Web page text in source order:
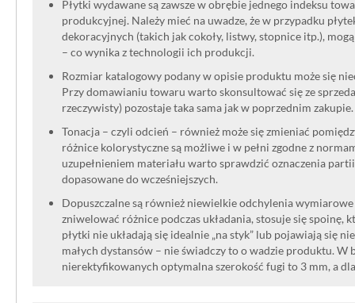
zaoszczędzić czas i zapewnia
Gdzie zastosować płytki
ma9x?
Uniwersalność tejpłytkisprawia, że
różnych przestrzeniach swojego
jej wykorzystanie:
Łazienka: Dzięki wykończeniu w
sprawdzi się w nowoczesnych
Płytki wydawane są zawsze w obrębie jednego indeksu
produkcyjnej. Należy mieć na uwadze, że w przypadku
dekoracyjnych (takich jak cokoły, listwy, stopnice itp.),
– co wynika z technologii ich produkcji.
Rozmiar katalogowy podany w opisie produktu może się
Przy domawianiu towaru warto skonsultować się ze
rzeczywisty) pozostaje taka sama jak w poprzednim zakupie.
Tonacja – czyli odcień – również może się zmieniać
różnice kolorystyczne są możliwe i w pełni zgodne z
uzupełnieniem materiału warto sprawdzić oznaczenia
dopasowane do wcześniejszych.
Dopuszczalne są również niewielkie odchylenia
zniwelować różnice podczas układania, stosuje się spoinę,
płytki nie układają się idealnie „na styk” lub pojawiają się
małych dystansów – nie świadczy to o wadzie produktu. W
nierektyfikowanych optymalna szerokość fugi to 3 mm, a